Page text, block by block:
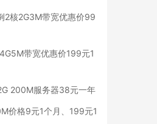
2核2G3M带宽优惠价99
带宽优惠价199元1
200M服务器38元一年
价格9元1个月、199元1